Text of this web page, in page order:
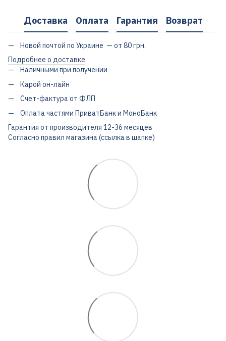
Доставка Оплата Гарантия Возврат
Новой почтой по Украине — от 80 грн.
Подробнее о доставке
Наличными при получении
Карой он-лайн
Счет-фактура от ФЛП
Оплата частями ПриватБанк и МоноБанк
Гарантия от производителя 12-36 месяцев
Согласно правил магазина (ссылка в шапке)